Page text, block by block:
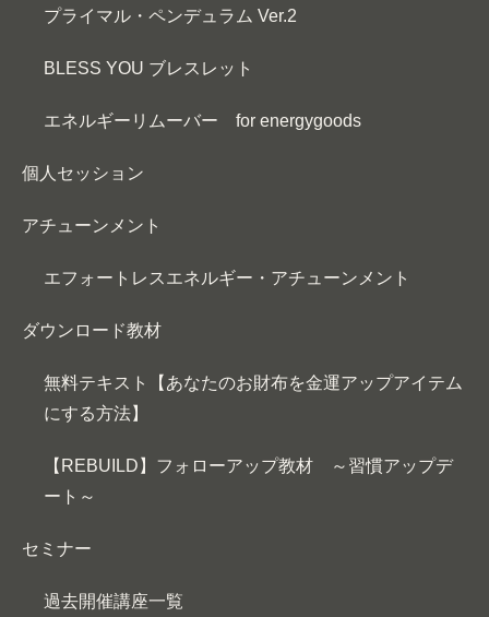
プライマル・ペンデュラム Ver.2
BLESS YOU ブレスレット
エネルギーリムーバー for energygoods
個人セッション
アチューンメント
エフォートレスエネルギー・アチューンメント
ダウンロード教材
無料テキスト【あなたのお財布を金運アップアイテム
にする方法】
【REBUILD】フォローアップ教材 ～習慣アップデ
ート～
セミナー
過去開催講座一覧